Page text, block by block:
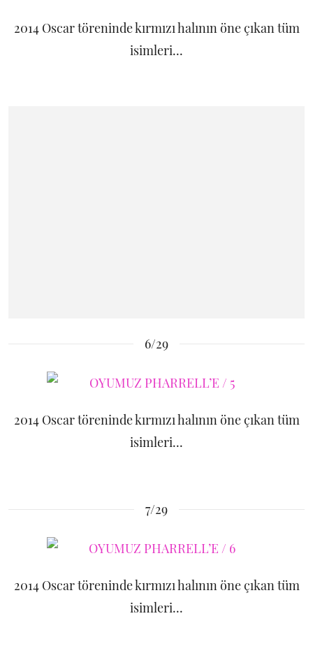
2014 Oscar töreninde kırmızı halının öne çıkan tüm
isimleri...
6/29
2014 Oscar töreninde kırmızı halının öne çıkan tüm
isimleri...
7/29
2014 Oscar töreninde kırmızı halının öne çıkan tüm
isimleri...